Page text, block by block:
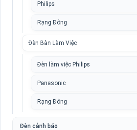
Philips
Rạng Đông
Đèn Bàn Làm Việc
Đèn làm việc Philips
Panasonic
Rạng Đông
Đèn cảnh báo